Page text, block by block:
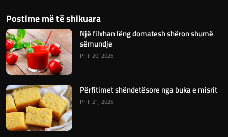
Postime më të shikuara
Një filxhan lëng domatesh shëron shumë
sëmundje
Prill 20, 2026
Përfitimet shëndetësore nga buka e misrit
Prill 21, 2026